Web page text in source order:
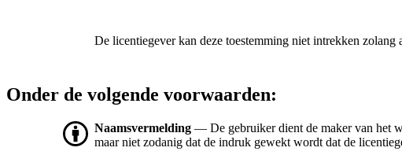
De licentiegever kan deze toestemming niet intrekken
Onder de volgende voorwaarden:
Naamsvermelding — De gebruiker dient de maker van het
maar niet zodanig dat de indruk gewekt wordt dat de